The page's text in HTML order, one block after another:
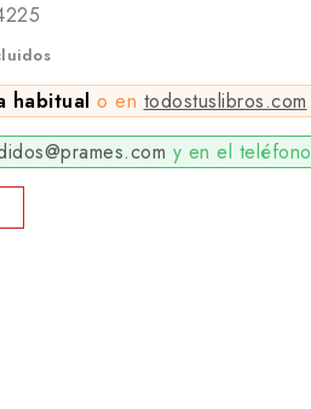
habitual o en todostuslibros.com
y en el teléfono